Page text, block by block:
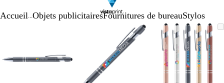
Accueil Objets publicitairesFournitures de bureauStylos
plus
Image
zoomable
minimum
Cliquez
pour
développer
Utilisez
touches
plus
Image
zoomable
Zoom
au
minimum
Cliquez
pour
Utilisez
les
touches
plus
et
3